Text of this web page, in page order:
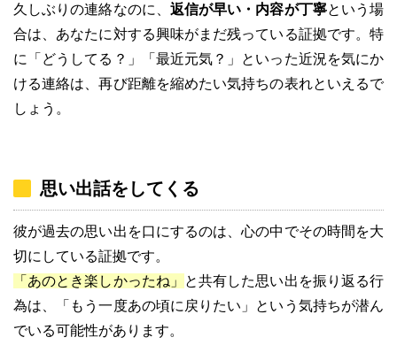
久しぶりの連絡なのに、 返信が早い・内容が丁寧という場
合は、あなたに対する興味がまだ残っている証拠です。特
に「どうしてる？」「最近元気？」といった近況を気にか
ける連絡は、再び距離を縮めたい気持ちの表れといえるで
しょう。
思い出話をしてくる
彼が過去の思い出を口にするのは、心の中でその時間を大
切にしている証拠です。
「あのとき楽しかったね」
と共有した思い出を振り返る行
為は、「もう一度あの頃に戻りたい」という気持ちが潜ん
でいる可能性があります。